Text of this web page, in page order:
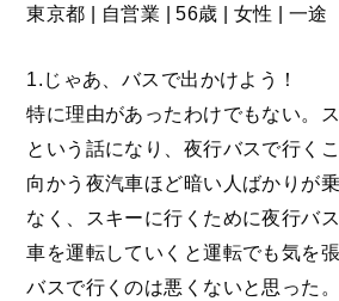
東京都 | 自営業 | 56歳 | 女性 | 一途
1.じゃあ、バスで出かけよう！
特に理由があったわけでもない。
という話になり、夜行バスで行く
向かう夜汽車ほど暗い人ばかりが
なく、スキーに行くために夜行バ
車を運転していくと運転でも気を
バスで行くのは悪くないと思った